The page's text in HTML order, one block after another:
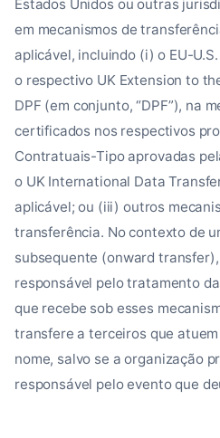
Estados Unidos ou outras
em mecanismos de
aplicável, incluindo (i) o EU-
o respectivo UK Extension to
DPF (em conjunto, “DPF”), na
certificados nos respectivos
Contratuais-Tipo aprovadas
o UK International Data
aplicável; ou (iii) outros
transferência. No contexto de
subsequente (onward
responsável pelo tratamento
que recebe sob esses
transfere a terceiros que
nome, salvo se a organização
responsável pelo evento que